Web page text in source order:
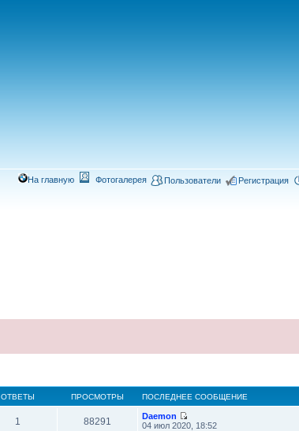
На главную Фотогалерея Пользователи Регистрация
ОТВЕТЫ ПРОСМОТРЫ ПОСЛЕДНЕЕ СООБЩЕНИЕ
1 88291
Daemon
04 июл 2020, 18:52